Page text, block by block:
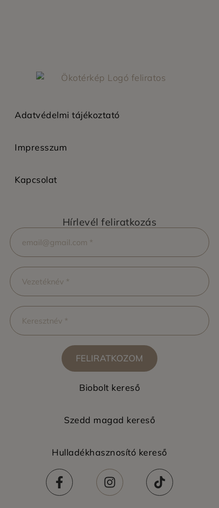
Adatvédelmi tájékoztató
Impresszum
Kapcsolat
Hírlevél feliratkozás
FELIRATKOZOM
Biobolt kereső
Szedd magad kereső
Hulladékhasznosító kereső